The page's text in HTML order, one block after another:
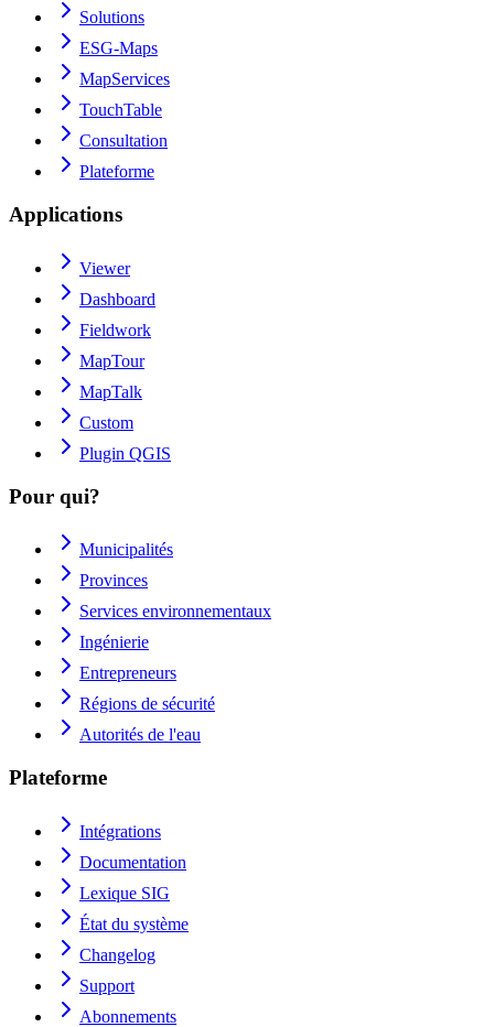
Solutions
ESG-Maps
MapServices
TouchTable
Consultation
Plateforme
Applications
Viewer
Dashboard
Fieldwork
MapTour
MapTalk
Custom
Plugin QGIS
Pour qui?
Municipalités
Provinces
Services environnementaux
Ingénierie
Entrepreneurs
Régions de sécurité
Autorités de l'eau
Plateforme
Intégrations
Documentation
Lexique SIG
État du système
Changelog
Support
Abonnements